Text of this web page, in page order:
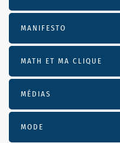
MANIFESTO
MATH ET MA CLIQUE
MÉDIAS
MODE